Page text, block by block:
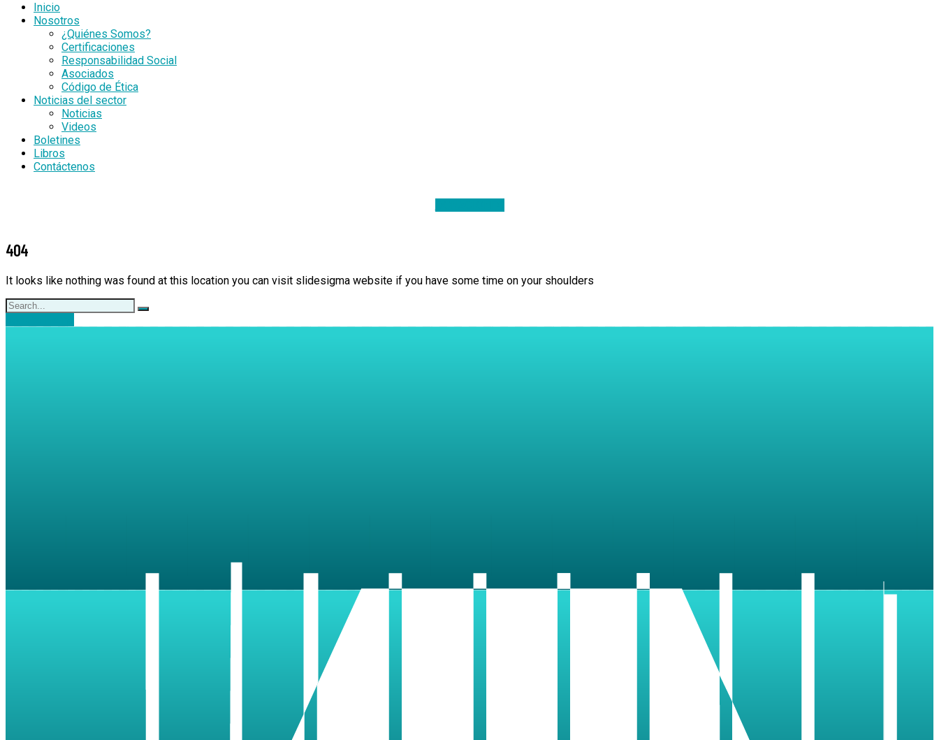
Inicio
Nosotros
¿Quiénes Somos?
Certificaciones
Responsabilidad Social
Asociados
Código de Ética
Noticias del sector
Noticias
Videos
Boletines
Libros
Contáctenos
404
It looks like nothing was found at this location you can visit slidesigma website if you have some time on your shoulders